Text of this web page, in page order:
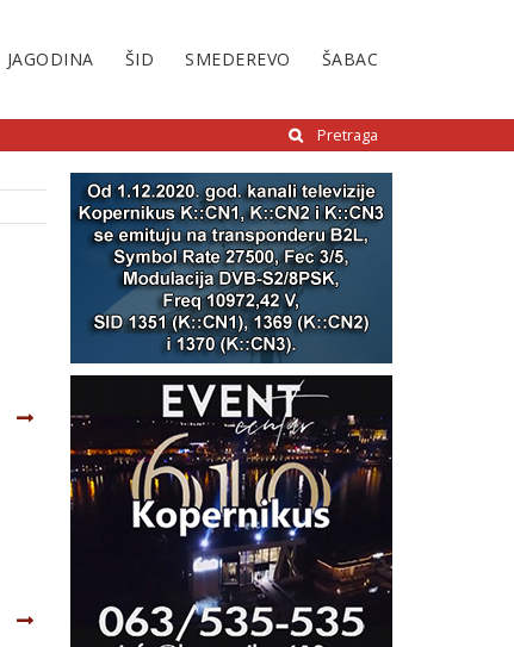
JAGODINA ŠID SMEDEREVO ŠABAC
Pretraga